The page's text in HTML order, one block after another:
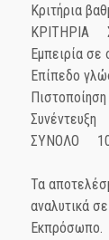
Κριτήρια
ΚΡΙΤΗΡΙΑ
Εμπειρία
Επίπεδο
ΣΥΝΟΛΟ
Τα
αναλυτικά
Εκπρόσωπο.